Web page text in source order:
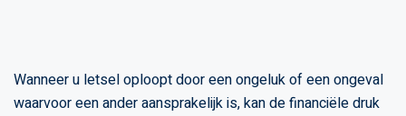
Wanneer u letsel oploopt door een ongeluk of een ongeval
waarvoor een ander aansprakelijk is, kan de financiële druk